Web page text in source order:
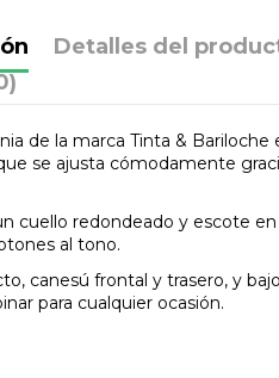
Detalles del
de la marca Tinta &
se ajusta cómodamente
cuello redondeado y escote
al tono.
canesú frontal y trasero, y
para cualquier ocasión.